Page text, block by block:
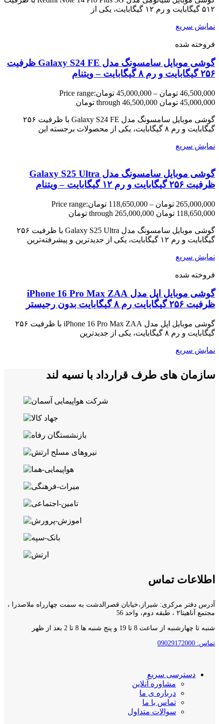
۵۱۲ گیگابایت و رم ۱۲ گیگابایت، یکی از
نمایش سریع
فروخته شده
گوشی موبایل سامسونگ مدل Galaxy S24 FE ظرفیت
۲۵۶ گیگابایت و رم ۸ گیگابایت – ویتنام
46,500,000 تومان –
45,000,000 تومانPrice range:
45,000,000 تومان through 46,500,000 تومان
گوشی موبایل سامسونگ مدل Galaxy S24 FE با ظرفیت ۲۵۶
گیگابایت و رم ۸ گیگابایت، یکی از محصولات برجسته این
نمایش سریع
گوشی موبایل سامسونگ مدل Galaxy S25 Ultra
ظرفیت ۲۵۶ گیگابایت و رم ۱۲ گیگابایت – ویتنام
265,000,000 تومان –
118,650,000 تومانPrice range:
118,650,000 تومان through 265,000,000 تومان
گوشی موبایل سامسونگ مدل Galaxy S25 Ultra با ظرفیت ۲۵۶
گیگابایت و رم ۱۲ گیگابایت، یکی از جدیدترین و پیشرفته‌ترین
نمایش سریع
فروخته شده
گوشی موبایل اپل مدل iPhone 16 Pro Max ZAA
ظرفیت ۲۵۶ گیگابایت رم ۸ گیگابایت بدون رجیستر
گوشی موبایل اپل مدل iPhone 16 Pro Max ZAA با ظرفیت ۲۵۶
گیگابایت و رم ۸ گیگابایت، یکی از جدیدترین
نمایش سریع
سازمان های طرف قرارداد با نسیه لند
اطلاعات تماس
آدرس دفتر مرکزی: شیراز،خیابان قصرالدشت به سمت چهارراه ملاصدرا ،
مجتمع آناهیتا۲ ، طبقه دوم، واحد 56
شنبه تا چهارشنبه از ساعت 8 تا 19 و پنج شنبه ها 8 تا 2 بعد از ظهر
تماس: 09029172000
دسترسی سریع
مشاوره آنلاین
درباره ی ما
تماس با ما
سوالات متداول